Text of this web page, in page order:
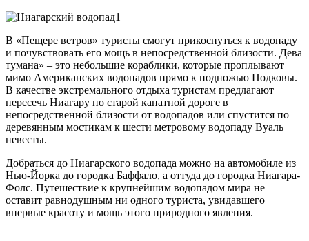
В «Пещере ветров» туристы смогут прикоснуться к водопаду
и почувствовать его мощь в непосредственной близости. Дева
тумана» – это небольшие кораблики, которые проплывают
мимо Американских водопадов прямо к подножью Подковы.
В качестве экстремального отдыха туристам предлагают
пересечь Ниагару по старой канатной дороге в
непосредственной близости от водопадов или спустится по
деревянным мостикам к шести метровому водопаду Вуаль
невесты.
Добраться до Ниагарского водопада можно на автомобиле из
Нью-Йорка до городка Баффало, а оттуда до городка Ниагара-
Фолс. Путешествие к крупнейшим водопадом мира не
оставит равнодушным ни одного туриста, увидавшего
впервые красоту и мощь этого природного явления.